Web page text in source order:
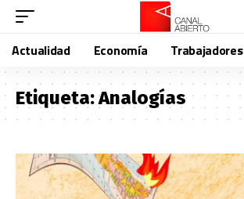
Actualidad Economía Trabajadores
Etiqueta:Analogías